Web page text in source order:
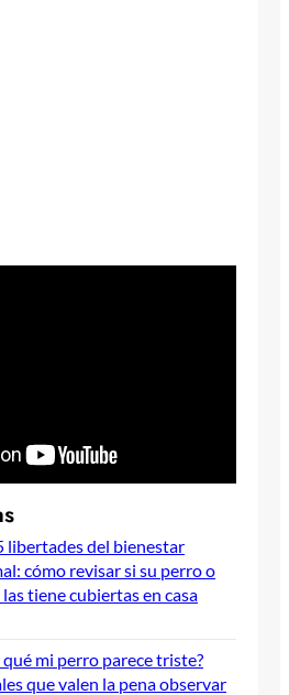
libertades del bienestar
cómo revisar si su perro o
tiene cubiertas en casa
qué mi perro parece triste?
que valen la pena observar